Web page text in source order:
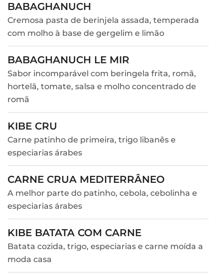
BABAGHANUCH
Cremosa pasta de berinjela assada, temperada
com molho à base de gergelim e limão
BABAGHANUCH LE MIR
Sabor incomparável com beringela frita, romã,
hortelã, tomate, salsa e molho concentrado de
romã
KIBE CRU
Carne patinho de primeira, trigo libanês e
especiarias árabes
CARNE CRUA MEDITERRÂNEO
A melhor parte do patinho, cebola, cebolinha e
especiarias árabes
KIBE BATATA COM CARNE
Batata cozida, trigo, especiarias e carne moída a
moda casa